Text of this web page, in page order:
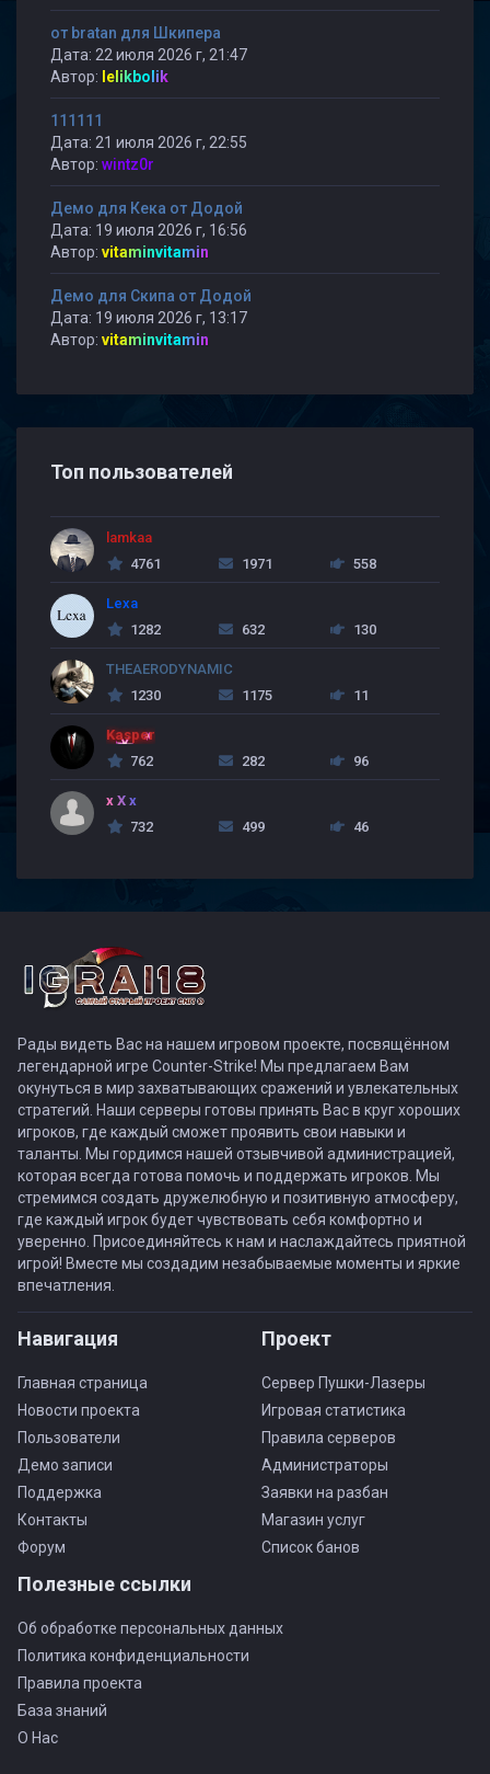
от bratan для Шкипера
Дата: 22 июля 2026 г, 21:47
Автор: lelikbolik
111111
Дата: 21 июля 2026 г, 22:55
Автор: wintz0r
Демо для Кека от Додой
Дата: 19 июля 2026 г, 16:56
Автор: vitaminvitamin
Демо для Скипа от Додой
Дата: 19 июля 2026 г, 13:17
Автор: vitaminvitamin
Топ пользователей
lamkaa
4761
1971 558
Lexa
1282
632 130
THEAERODYNAMIC
1230
1175 11
Kasper
762
282 96
x X x
732
499 46
Рады видеть Вас на нашем игровом проекте, посвящённом
легендарной игре Counter-Strike! Мы предлагаем Вам
окунуться в мир захватывающих сражений и увлекательных
стратегий. Наши серверы готовы принять Вас в круг хороших
игроков, где каждый сможет проявить свои навыки и
таланты. Мы гордимся нашей отзывчивой администрацией,
которая всегда готова помочь и поддержать игроков. Мы
стремимся создать дружелюбную и позитивную атмосферу,
где каждый игрок будет чувствовать себя комфортно и
уверенно. Присоединяйтесь к нам и наслаждайтесь приятной
игрой! Вместе мы создадим незабываемые моменты и яркие
впечатления.
Навигация
Главная страница
Новости проекта
Пользователи
Демо записи
Поддержка
Контакты
Форум
Проект
Сервер Пушки-Лазеры
Игровая статистика
Правила серверов
Администраторы
Заявки на разбан
Магазин услуг
Список банов
Полезные ссылки
Об обработке персональных данных
Политика конфиденциальности
Правила проекта
База знаний
О Нас